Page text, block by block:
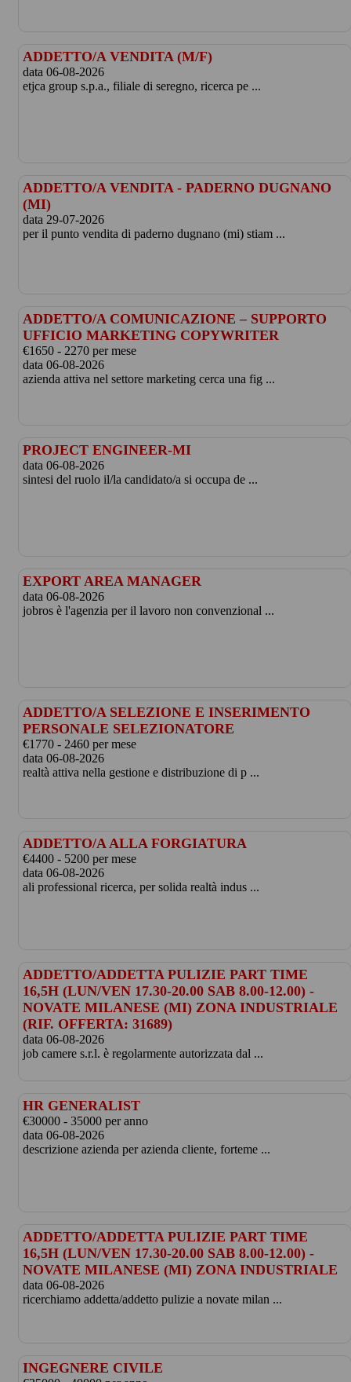
ADDETTO/A VENDITA (M/F)
data 06-08-2026
etjca group s.p.a., filiale di seregno, ricerca pe ...
ADDETTO/A VENDITA - PADERNO DUGNANO
(MI)
data 29-07-2026
per il punto vendita di paderno dugnano (mi) stiam ...
ADDETTO/A COMUNICAZIONE – SUPPORTO
UFFICIO MARKETING COPYWRITER
€1650 - 2270 per mese
data 06-08-2026
azienda attiva nel settore marketing cerca una fig ...
PROJECT ENGINEER-MI
data 06-08-2026
sintesi del ruolo il/la candidato/a si occupa de ...
EXPORT AREA MANAGER
data 06-08-2026
jobros è l'agenzia per il lavoro non convenzional ...
ADDETTO/A SELEZIONE E INSERIMENTO
PERSONALE SELEZIONATORE
€1770 - 2460 per mese
data 06-08-2026
realtà attiva nella gestione e distribuzione di p ...
ADDETTO/A ALLA FORGIATURA
€4400 - 5200 per mese
data 06-08-2026
ali professional ricerca, per solida realtà indus ...
ADDETTO/ADDETTA PULIZIE PART TIME
16,5H (LUN/VEN 17.30-20.00 SAB 8.00-12.00) -
NOVATE MILANESE (MI) ZONA INDUSTRIALE
(RIF. OFFERTA: 31689)
data 06-08-2026
job camere s.r.l. è regolarmente autorizzata dal ...
HR GENERALIST
€30000 - 35000 per anno
data 06-08-2026
descrizione azienda per azienda cliente, forteme ...
ADDETTO/ADDETTA PULIZIE PART TIME
16,5H (LUN/VEN 17.30-20.00 SAB 8.00-12.00) -
NOVATE MILANESE (MI) ZONA INDUSTRIALE
data 06-08-2026
ricerchiamo addetta/addetto pulizie a novate milan ...
INGEGNERE CIVILE